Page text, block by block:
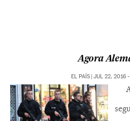
Agora
EL PAÍS JUL 22, 2016